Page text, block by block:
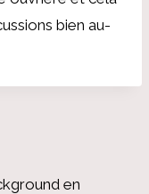
bien au-
en